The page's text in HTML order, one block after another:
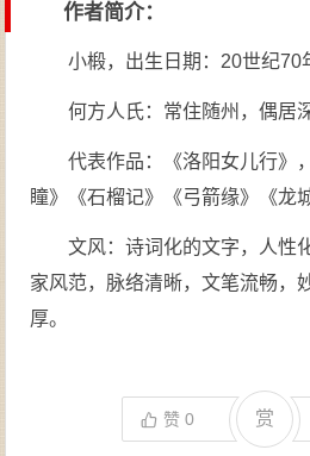
作者简介：
小椴，出生日期：20世纪70
何方人氏：常住随州，偶居
代表作品：《洛阳女儿行》
瞳》《石榴记》《弓箭缘》《龙
文风：诗词化的文字，人性
家风范，脉络清晰，文笔流畅，
厚。
赞0 赏